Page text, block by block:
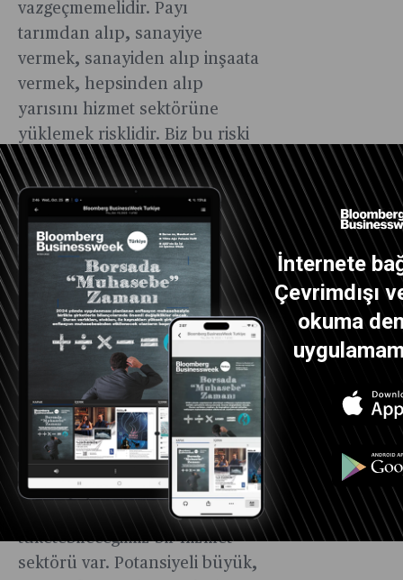
İnternete
Çevrimdışı
okuma
vazgeçmemelidir. Payı
tarımdan alıp, sanayiye
vermek, sanayiden alıp inşaata
vermek, hepsinden alıp
yarısını hizmet sektörüne
yüklemek risklidir. Biz bu riski
yüksek enflasyon
dönemlerinde gözlerimizle
görürüz. Yakın geçmişte
pandemi sonrası başlayan
konut ve arsa fiyatlarındaki
yükseliş, sanayicileri buraya
itti. Üretmenin kazandırdığı
parayı ona yüze katlayan
kârlar, çiftçinin tarımdan hayatı
boyunca çalışıp
kazanamayacağı paralara
satılan arsalarla tek seferde
verildi. Ama tarımı ve sanayiyi
düşürdük. Elimizde ise,
tüketebileceğimiz bir hizmet
sektörü var. Potansiyeli büyük,